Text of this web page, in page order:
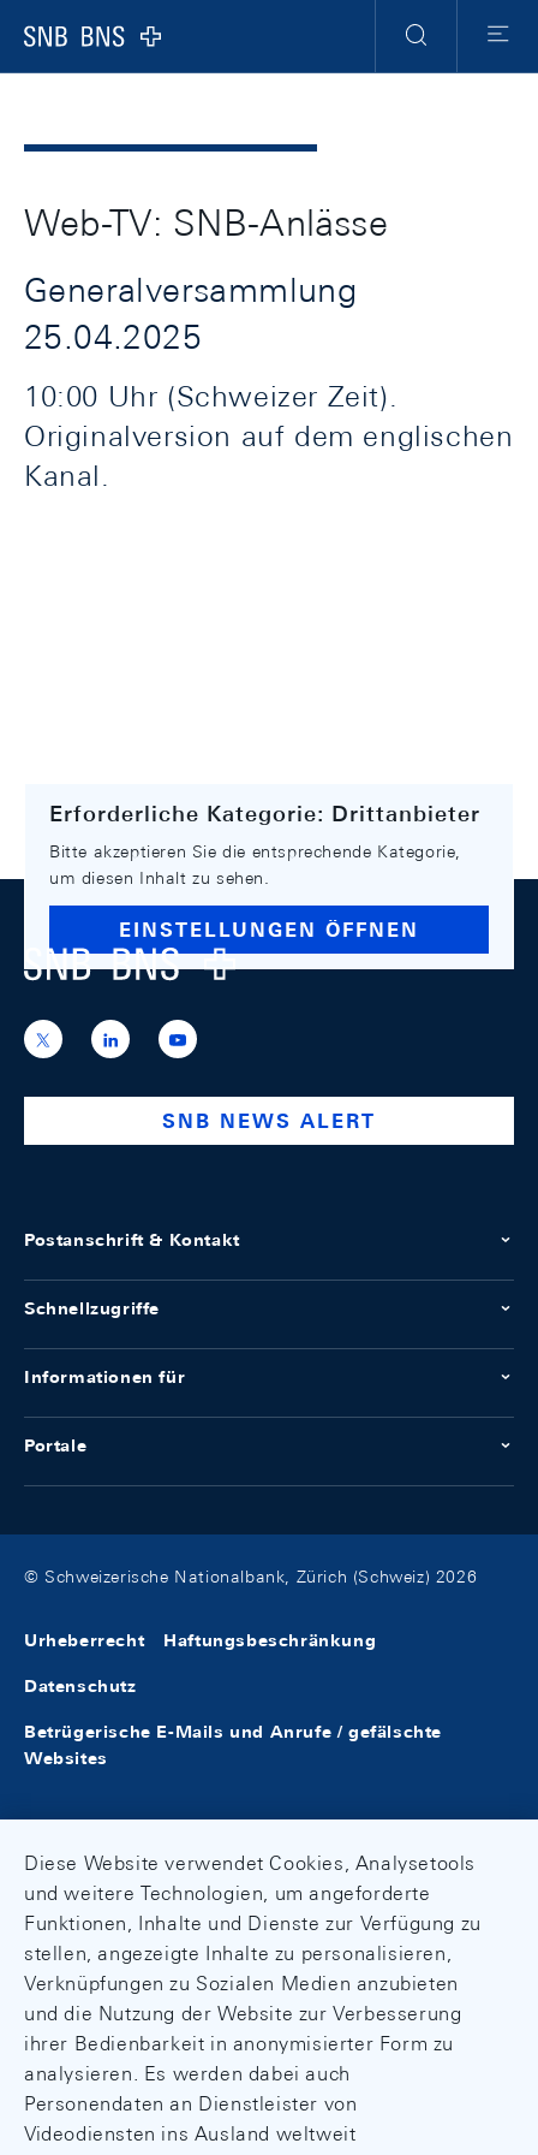
Logo
Navigation
Suche Menu
Web-TV: SNB-Anlässe
Generalversammlung
25.04.2025
10:00 Uhr (Schweizer Zeit).
Originalversion auf dem englischen
Kanal.
Erforderliche Kategorie: Drittanbieter
Bitte akzeptieren Sie die entsprechende Kategorie,
um diesen Inhalt zu sehen.
EINSTELLUNGEN ÖFFNEN
Footer
Logo
https://x.com/snb_bns
https://ch.linkedin.com/company/swiss-
national-
https://www.youtube.com/
SNB NEWS ALERT
Postanschrift & Kontakt
Schnellzugriffe
Informationen für
Portale
© Schweizerische Nationalbank, Zürich (Schweiz) 2026
Urheberrecht Haftungsbeschränkung
Datenschutz
Betrügerische E-Mails und Anrufe / gefälschte
Websites
Diese Website verwendet Cookies, Analysetools
und weitere Technologien, um angeforderte
Funktionen, Inhalte und Dienste zur Verfügung zu
stellen, angezeigte Inhalte zu personalisieren,
Verknüpfungen zu Sozialen Medien anzubieten
und die Nutzung der Website zur Verbesserung
ihrer Bedienbarkeit in anonymisierter Form zu
analysieren. Es werden dabei auch
Personendaten an Dienstleister von
Videodiensten ins Ausland weltweit